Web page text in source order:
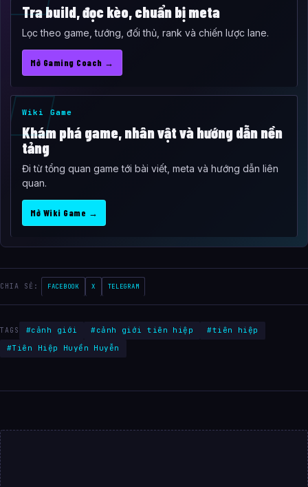
Tra build, đọc kèo, chuẩn bị meta
Lọc theo game, tướng, đối thủ, rank và chiến lược lane.
Mở Gaming Coach →
Wiki Game
Khám phá game, nhân vật và hướng dẫn nền
tảng
Đi từ tổng quan game tới bài viết, meta và hướng dẫn liên
quan.
Mở Wiki Game →
CHIA SẺ: FACEBOOK X TELEGRAM
TAGS #cảnh giới #cảnh giới tiên hiệp
#tiên hiệp
#Tiên Hiệp Huyền Huyễn